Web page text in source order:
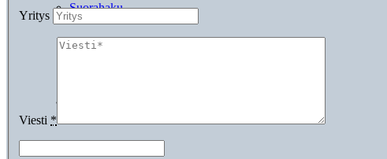
Suorahaku
Yritys
Viesti *